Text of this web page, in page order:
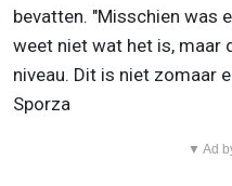
bevatten. "Misschien was
weet niet wat het is, maar
niveau. Dit is niet zomaar
Sporza
▼ Ad